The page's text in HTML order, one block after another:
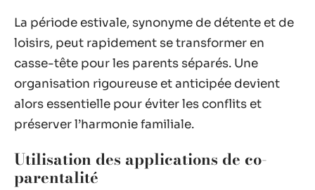
La période estivale, synonyme de détente et de
loisirs, peut rapidement se transformer en
casse-tête pour les parents séparés. Une
organisation rigoureuse et anticipée devient
alors essentielle pour éviter les conflits et
préserver l’harmonie familiale.
Utilisation des applications de co-
parentalité